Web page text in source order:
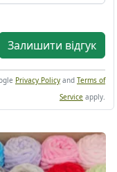
Залишити відгук
Privacy Policy and Terms of
Service apply.